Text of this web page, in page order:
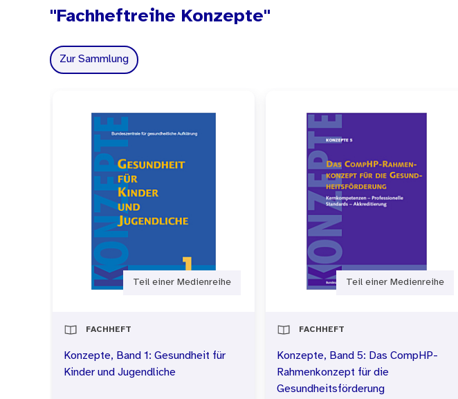
"Fachheftreihe Konzepte"
Zur Sammlung
Teil einer Medienreihe
FACHHEFT
Konzepte, Band 1: Gesundheit für
Kinder und Jugendliche
Teil einer Medienreihe
FACHHEFT
Konzepte, Band 5: Das CompHP-
Rahmenkonzept für die
Gesundheitsförderung